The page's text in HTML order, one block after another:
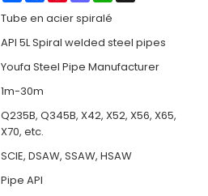
Tube en acier spiralé
API 5L Spiral welded steel pipes
Youfa Steel Pipe Manufacturer
1m-30m
Q235B, Q345B, X42, X52, X56, X65,
X70, etc.
SCIE, DSAW, SSAW, HSAW
Pipe API